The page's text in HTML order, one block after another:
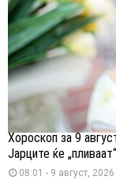
Хороскоп за 9
Јарците ќе
08:01 - 9 август, 2026